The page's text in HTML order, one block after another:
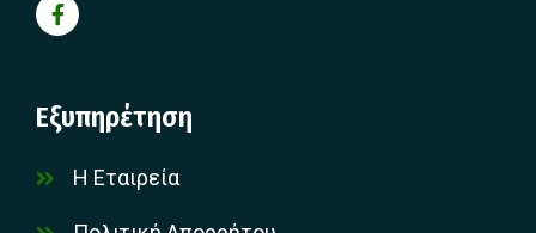
Εξυπηρέτηση
Η Εταιρεία